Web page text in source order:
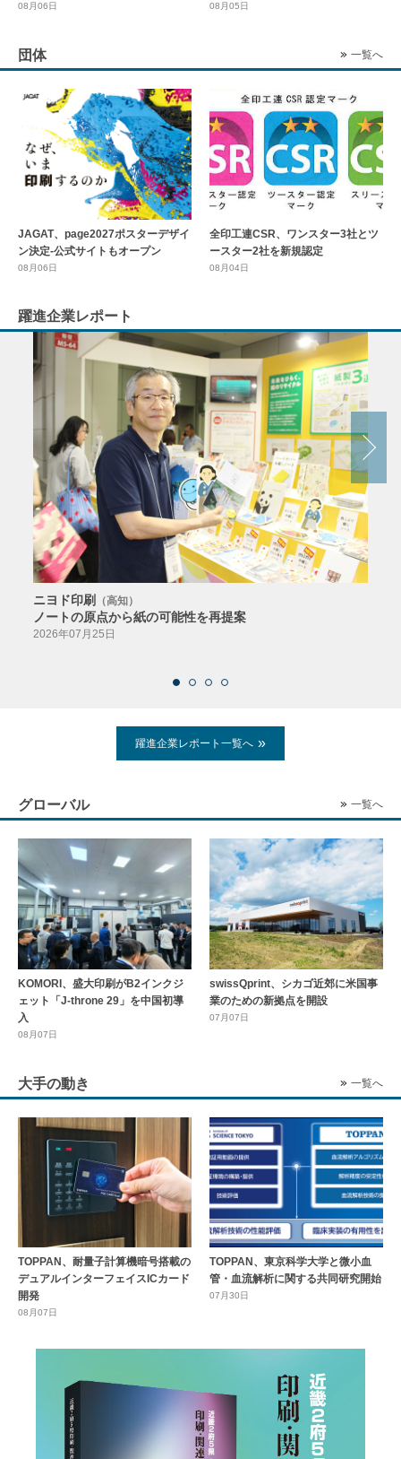
08月06日 08月05日
団体 一覧へ
JAGAT、page2027ポスターデザイ
ン決定-公式サイトもオープン
08月06日
全印工連CSR、ワンスター3社とツ
ースター2社を新規認定
08月04日
躍進企業レポート
ニヨド印刷 （高知）
ノートの原点から紙の可能性を再提案
2026年07月25日
躍進企業レポート一覧へ
グローバル 一覧へ
KOMORI、盛大印刷がB2インクジ
ェット「J-throne 29」を中国初導
入
08月07日
swissQprint、シカゴ近郊に⽶国事
業のための新拠点を開設
07月07日
大手の動き 一覧へ
TOPPAN、耐量子計算機暗号搭載の
デュアルインターフェイスICカード
開発
08月07日
TOPPAN、東京科学大学と微小血
管・血流解析に関する共同研究開始
07月30日